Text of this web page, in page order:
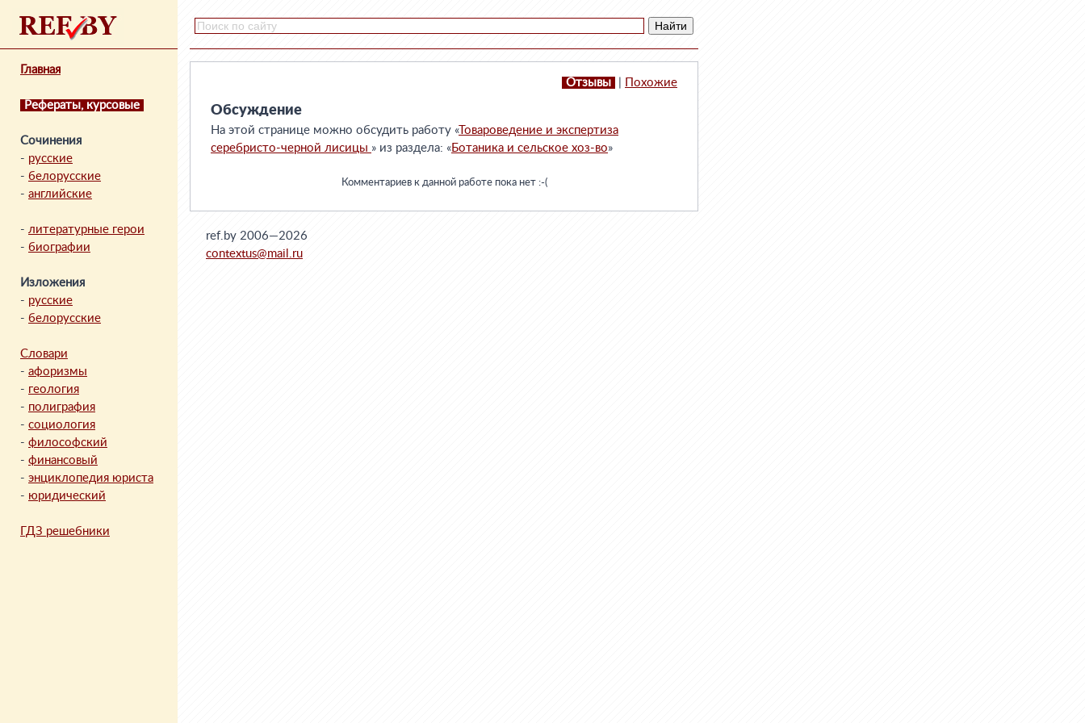
Главная
Рефераты, курсовые
Сочинения
- русские
- белорусские
- английские
- литературные герои
- биографии
Изложения
- русские
- белорусские
Словари
- афоризмы
- геология
- полиграфия
- социология
- философский
- финансовый
- энциклопедия юриста
- юридический
ГДЗ решебники
Отзывы Похожие
Обсуждение
На этой странице можно обсудить работу «Товароведение и экспертиза
серебристо-черной лисицы » из раздела: «Ботаника и сельское хоз-во»
Комментариев к данной работе пока нет :-(
ref.by 2006—2026
contextus@mail.ru